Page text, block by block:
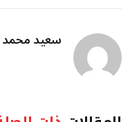
سعيد محمد